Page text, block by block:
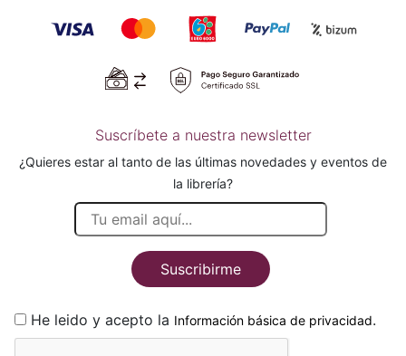
Suscríbete a nuestra newsletter
¿Quieres estar al tanto de las últimas novedades y eventos de
la librería?
Suscribirme
He leido y acepto la Información básica de privacidad.